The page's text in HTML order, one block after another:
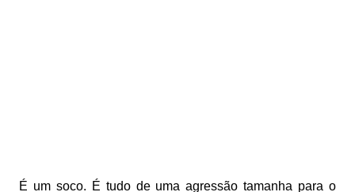
É um soco. É tudo de uma agressão tamanha para o